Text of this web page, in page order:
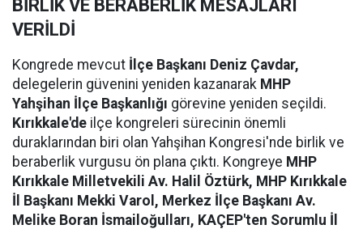
BİRLİK VE BERABERLİK MESAJLARI
VERİLDİ
Kongrede mevcut İlçe Başkanı Deniz Çavdar,
delegelerin güvenini yeniden kazanarak MHP
Yahşihan İlçe Başkanlığı görevine yeniden seçildi.
Kırıkkale'de ilçe kongreleri sürecinin önemli
duraklarından biri olan Yahşihan Kongresi'nde birlik ve
beraberlik vurgusu ön plana çıktı. Kongreye MHP
Kırıkkale Milletvekili Av. Halil Öztürk, MHP Kırıkkale
İl Başkanı Mekki Varol, Merkez İlçe Başkanı Av.
Melike Boran İsmailoğulları, KAÇEP'ten Sorumlu İl